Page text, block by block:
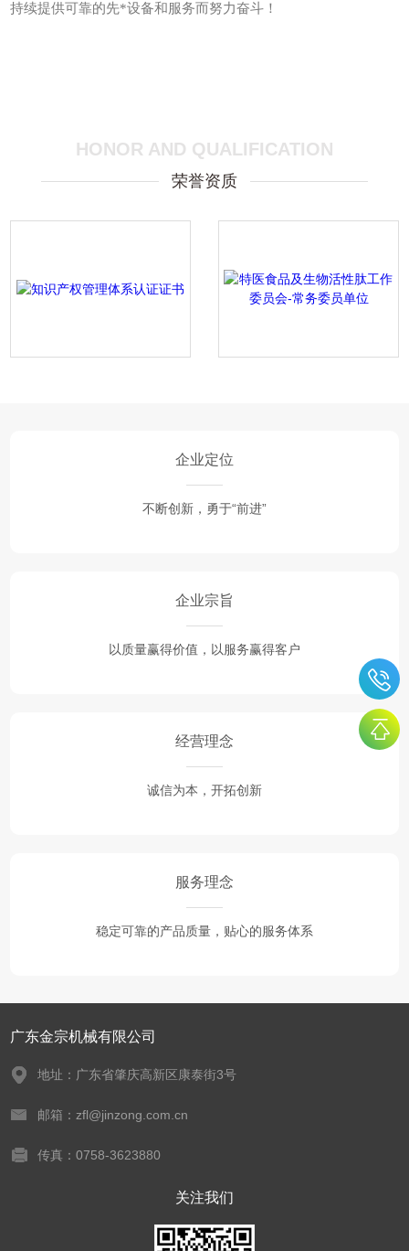
持续提供可靠的先*设备和服务而努力奋斗！
HONOR AND QUALIFICATION
荣誉资质
企业定位
不断创新，勇于“前进”
企业宗旨
以质量赢得价值，以服务赢得客户
经营理念
诚信为本，开拓创新
服务理念
稳定可靠的产品质量，贴心的服务体系
广东金宗机械有限公司
地址：广东省肇庆高新区康泰街3号
邮箱：zfl@jinzong.com.cn
传真：0758-3623880
关注我们